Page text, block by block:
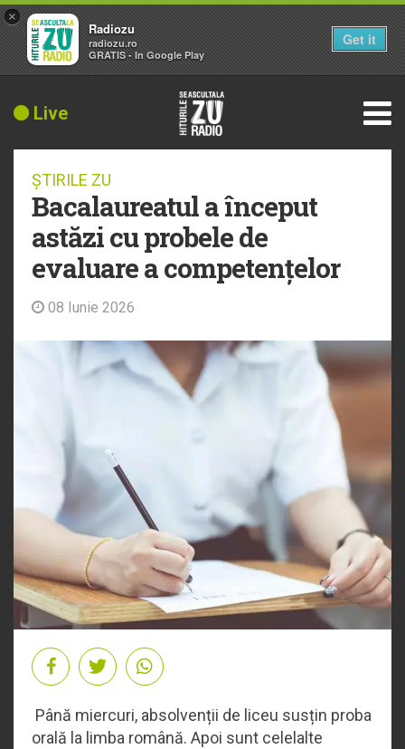
Live
ȘTIRILE ZU
Bacalaureatul a început
astăzi cu probele de
evaluare a competențelor
08 Iunie 2026
Până miercuri, absolvenții de liceu susțin proba
orală la limba română. Apoi sunt celelalte
×
Radiozu
radiozu.ro
GRATIS - In Google Play
Get it